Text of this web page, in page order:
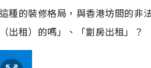
種的裝修格局，與香港坊間的非
出租）的嗎」、「劏房出租」？